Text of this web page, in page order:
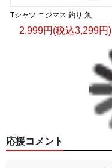
Tシャツ ニジマス 釣り 魚
2,999円(税込3,299円)
応援コメント